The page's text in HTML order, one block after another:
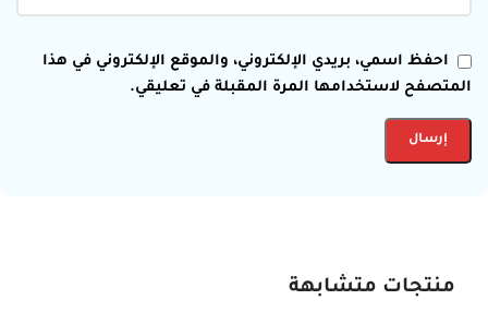
احفظ اسمي، بريدي الإلكتروني، والموقع الإلكتروني في هذا
المتصفح لاستخدامها المرة المقبلة في تعليقي.
منتجات متشابهة